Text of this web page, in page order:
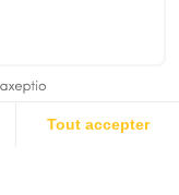
Tout accepter
matière de cookies